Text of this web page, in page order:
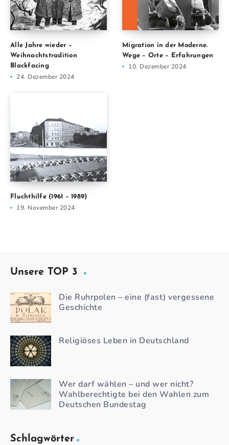
Alle Jahre wieder –
Weihnachtstradition
Blackfacing
24. Dezember 2024
Migration in der Moderne.
Wege – Orte – Erfahrungen
10. Dezember 2024
Fluchthilfe (1961 – 1989)
19. November 2024
Unsere TOP 3
Die Ruhrpolen – eine (fast) vergessene
Geschichte
Religiöses Leben in Deutschland
Wer darf wählen – und wer nicht?
Wahlberechtigte bei den Wahlen zum
Deutschen Bundestag
Schlagwörter